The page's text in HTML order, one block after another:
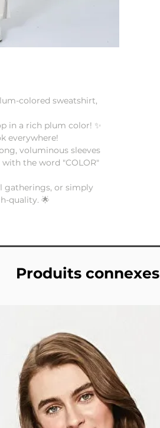
colored sweatshirt,
in a rich plum color! ✨
everywhere!
voluminous sleeves
the word "COLOR"
gatherings, or simply
quality. 🌟
Produits connexes